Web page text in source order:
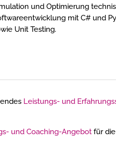
und Optimierung
mit C# und
Unit Testing.
Leistungs- und
und Coaching-Angebot für